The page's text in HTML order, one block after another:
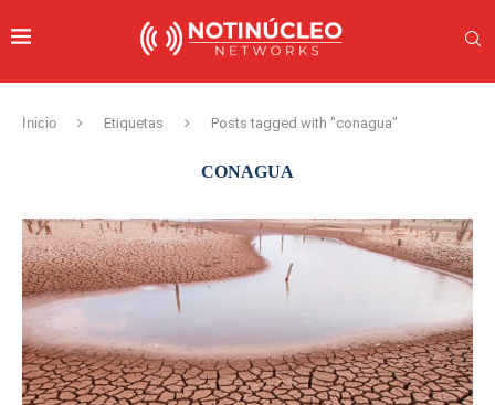
Inicio Etiquetas Posts tagged with "conagua"
CONAGUA